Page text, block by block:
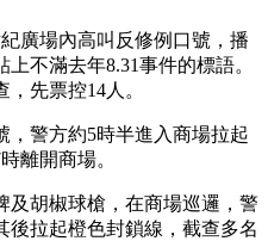
廣場內高叫反修例口號，播
不滿去年8.31事件的標語。
先票控14人。
，警方約5時半進入商場拉起
離開商場。
及胡椒球槍，在商場巡邏，警
後拉起橙色封鎖線，截查多名